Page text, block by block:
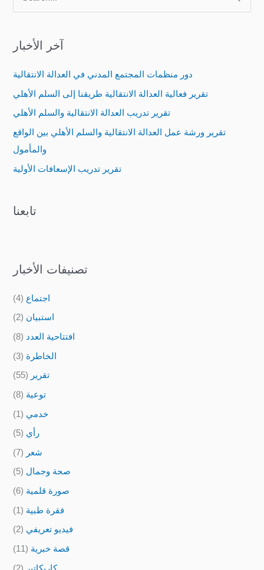
r
o
r
:
آخر الأخبار
دور منظمات المجتمع المدني في العدالة الانتقالية
تقرير فعالية العدالة الانتقالية طريقنا إلى السلم الأهلي
تقرير تدريب العدالة الانتقالية والسلم الأهلي
تقرير ورشة عمل العدالة الانتقالية والسلم الأهلي بين الواقع
والمأمول
تقرير تدريب الإسعافات الأولية
تابعنا
تصنيفات الأخبار
اجتماع (4)
استبيان (2)
افتتاحية العدد (8)
الخاطرة (3)
تقرير (55)
توعية (8)
خدمي (1)
رأي (5)
شعر (7)
صحة وجمال (5)
صورة قلمية (6)
فقرة طبية (1)
فيديو تعريفي (2)
قصة خبرية (11)
كاريكاتير (2)